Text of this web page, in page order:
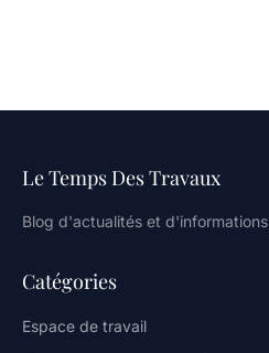
Le Temps Des Travaux
Blog d'actualités et d'informations
Catégories
Espace de travail